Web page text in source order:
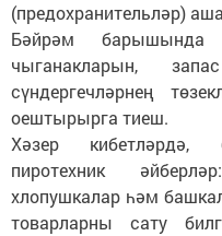
(предохранительләр)
Бәйрәм
чыганакларын,
сүндергечләрнең
оештырырга тиеш.
Хәзер кибетләрдә,
пиротехник
хлопушкалар һәм
товарларны сату